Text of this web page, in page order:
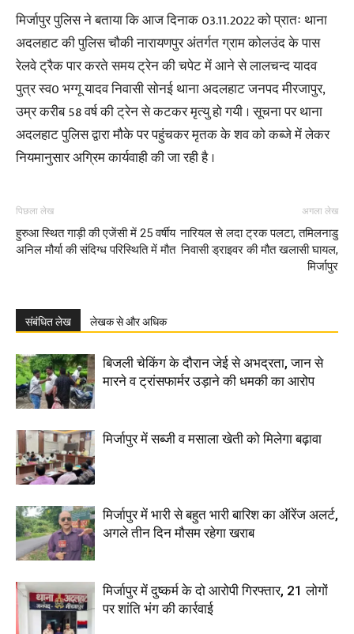
मिर्जापुर पुलिस ने बताया कि आज दिनाक 03.11.2022 को प्रातः थाना
अदलहाट की पुलिस चौकी नारायणपुर अंतर्गत ग्राम कोलउंद के पास
रेलवे ट्रैक पार करते समय ट्रेन की चपेट में आने से लालचन्द यादव
पुत्र स्व0 भग्गू यादव निवासी सोनई थाना अदलहाट जनपद मीरजापुर,
उम्र करीब 58 वर्ष की ट्रेन से कटकर मृत्यु हो गयी । सूचना पर थाना
अदलहाट पुलिस द्वारा मौके पर पहुंचकर मृतक के शव को कब्जे में लेकर
नियमानुसार अग्रिम कार्यवाही की जा रही है ।
पिछला लेख
हुरुआ स्थित गाड़ी की एजेंसी में 25 वर्षीय
अनिल मौर्या की संदिग्ध परिस्थिति में मौत
अगला लेख
नारियल से लदा ट्रक पलटा, तमिलनाडु
निवासी ड्राइवर की मौत खलासी घायल,
मिर्जापुर
संबंधित लेख लेखक से और अधिक
बिजली चेकिंग के दौरान जेई से अभद्रता, जान से
मारने व ट्रांसफार्मर उड़ाने की धमकी का आरोप
मिर्जापुर में सब्जी व मसाला खेती को मिलेगा बढ़ावा
मिर्जापुर में भारी से बहुत भारी बारिश का ऑरेंज अलर्ट,
अगले तीन दिन मौसम रहेगा खराब
मिर्जापुर में दुष्कर्म के दो आरोपी गिरफ्तार, 21 लोगों
पर शांति भंग की कार्रवाई